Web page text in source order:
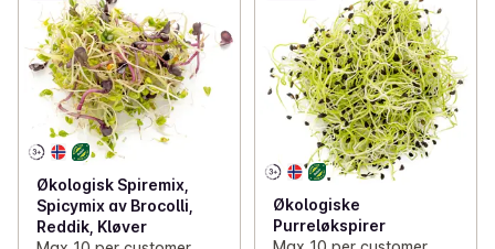
Økologisk Spiremix,
Spicymix av Brocolli,
Reddik, Kløver
Økologiske
Purreløkspirer